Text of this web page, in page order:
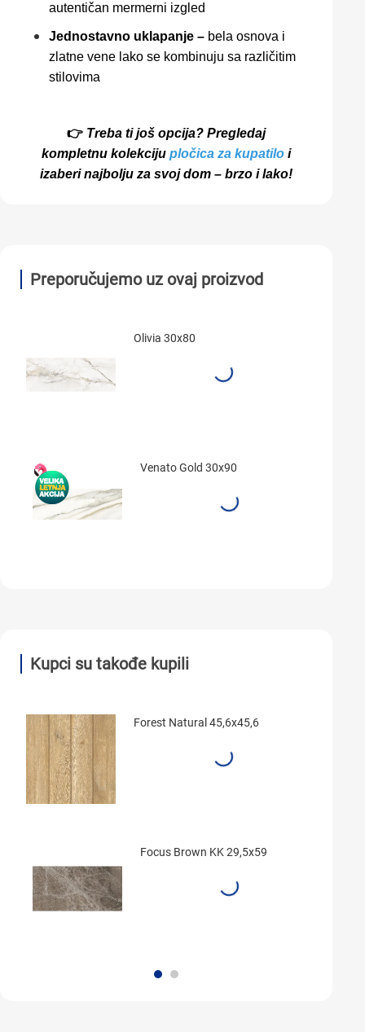
autentičan mermerni izgled
Jednostavno uklapanje – bela osnova i
zlatne vene lako se kombinuju sa različitim
stilovima
👉 Treba ti još opcija? Pregledaj
kompletnu kolekciju pločica za kupatilo i
izaberi najbolju za svoj dom – brzo i lako!
Preporučujemo uz ovaj proizvod
Olivia 30x80
Venato Gold 30x90
Kupci su takođe kupili
Forest Natural 45,6x45,6
Focus Brown KK 29,5x59